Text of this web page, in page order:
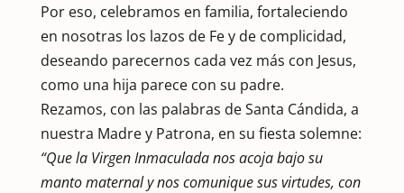
Por eso, celebramos en familia, fortaleciendo
en nosotras los lazos de Fe y de complicidad,
deseando parecernos cada vez más con Jesus,
como una hija parece con su padre.
Rezamos, con las palabras de Santa Cándida, a
nuestra Madre y Patrona, en su fiesta solemne:
“Que la Virgen Inmaculada nos acoja bajo su
manto maternal y nos comunique sus virtudes, con